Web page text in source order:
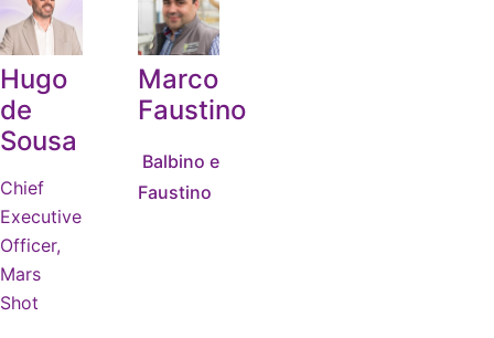
Hugo
de
Sousa
Chief
Executive
Officer,
Mars
Shot
Marco
Faustino
Balbino e
Faustino